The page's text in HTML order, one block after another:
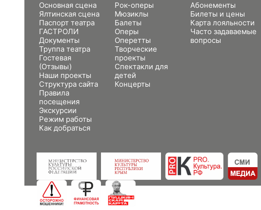
Основная сцена
Ялтинская сцена
Паспорт театра
ГАСТРОЛИ
Документы
Труппа театра
Гостевая
(Отзывы)
Наши проекты
Структура сайта
Правила
посещения
Экскурсии
Режим работы
Как добраться
Рок-оперы
Мюзиклы
Балеты
Оперы
Оперетты
Творческие
проекты
Спектакли для
детей
Концерты
Абонементы
Билеты и цены
Карта лояльности
Часто задаваемые
вопросы